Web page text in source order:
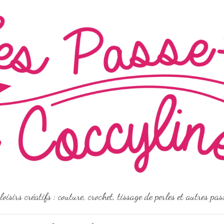
créatifs : couture, crochet, tissage de perles et autres